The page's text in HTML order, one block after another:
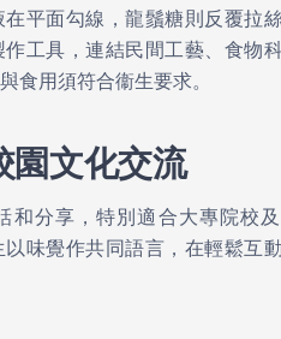
平面勾線，龍鬚糖則反覆拉
工具，連結民間工藝、食物
食用須符合衞生要求。
園文化交流
和分享，特別適合大專院校
味覺作共同語言，在輕鬆互